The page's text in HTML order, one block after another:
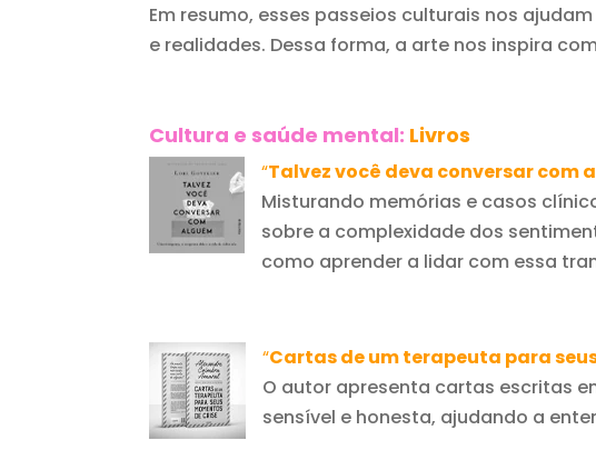
Em resumo, esses passeios culturais nos
e realidades. Dessa forma, a arte nos inspira
Cultura e saúde mental: Livros
“Talvez você deva conversar com
Misturando memórias e casos
sobre a complexidade dos
como aprender a lidar com essa
“Cartas de um terapeuta para
O autor apresenta cartas escritas
sensível e honesta, ajudando a